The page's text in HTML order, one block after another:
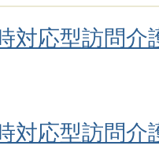
対応型訪問介
対応型訪問